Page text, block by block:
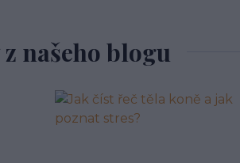
našeho blogu